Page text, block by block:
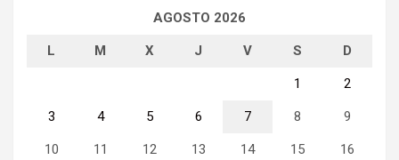
AGOSTO 2026
L M X J V S D
1 2
3 4 5 6 7 8 9
10 11 12 13 14 15 16